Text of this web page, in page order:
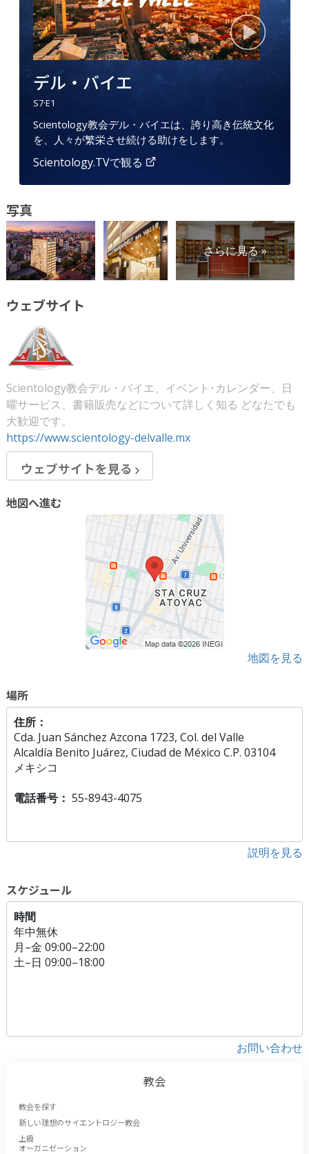
デル・バイエ
S7·E1
Scientology教会デル・バイエは、誇り高き伝統文化
を、人々が繁栄させ続ける助けをします。
Scientology.TVで観る
写真
さらに見る »
ウェブサイト
Scientology教会デル・バイエ、イベント･カレンダー、日
曜サービス、書籍販売などについて詳しく知る どなたでも
大歓迎です。
https://www.scientology-delvalle.mx
ウェブサイトを見る
地図へ進む
地図を見る
場所
住所：
Cda. Juan Sánchez Azcona 1723, Col. del Valle
Alcaldía Benito Juárez, Ciudad de México C.P. 03104
メキシコ
電話番号： 55-8943-4075
説明を見る
スケジュール
時間
年中無休
月–金 09:00–22:00
土–日 09:00–18:00
お問い合わせ
教会
教会を探す
新しい理想のサイエントロジー教会
上級
オーガニゼーション